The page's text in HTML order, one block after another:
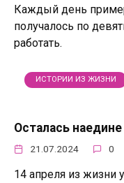
Каждый день
получалось по
работать.
ИСТОРИИ ИЗ ЖИЗНИ
Осталась
21.07.2024 0
14 апреля из жизни